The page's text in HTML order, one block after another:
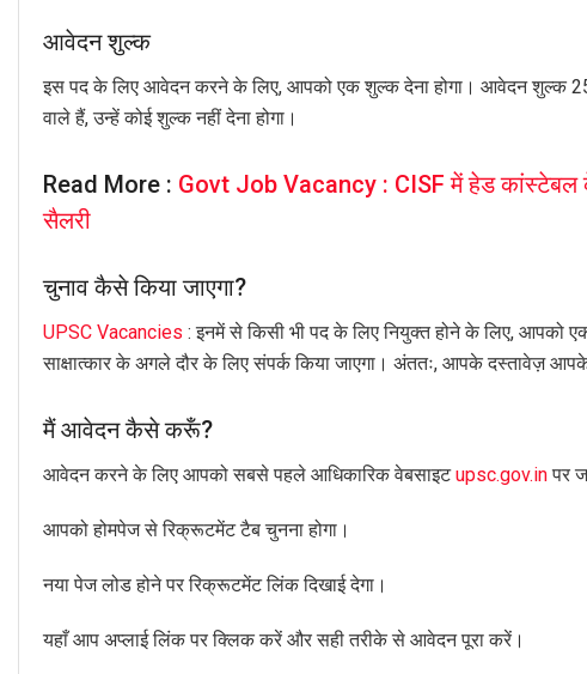
आवेदन शुल्क
इस पद के लिए आवेदन करने के लिए, आपको एक शुल्क देना होगा। आवेदन शुल्क 25
वाले हैं, उन्हें कोई शुल्क नहीं देना होगा।
Read More : Govt Job Vacancy : CISF में हेड कांस्टेबल
सैलरी
चुनाव कैसे किया जाएगा?
UPSC Vacancies : इनमें से किसी भी पद के लिए नियुक्त होने के लिए, आपको एक
साक्षात्कार के अगले दौर के लिए संपर्क किया जाएगा। अंततः, आपके दस्तावेज़
मैं आवेदन कैसे करूँ?
आवेदन करने के लिए आपको सबसे पहले आधिकारिक वेबसाइटupsc.gov.inपर
आपको होमपेज से रिक्रूटमेंट टैब चुनना होगा।
नया पेज लोड होने पर रिक्रूटमेंट लिंक दिखाई देगा।
यहाँ आप अप्लाई लिंक पर क्लिक करें और सही तरीके से आवेदन पूरा करें।